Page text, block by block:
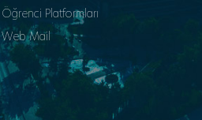
Öğrenci Platformları
Web Mail